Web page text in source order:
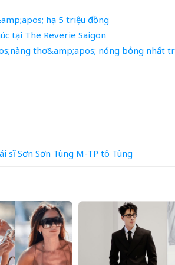
hạ 5 triệu đồng
tại The Reverie Saigon
thơ&amp;apos; nóng bỏng nhất
sĩ Sơn Sơn Tùng M-TP tô Tùng